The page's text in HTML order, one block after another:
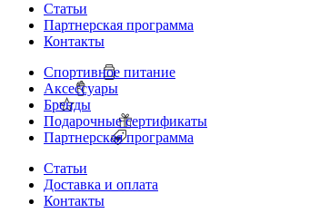
Статьи
Партнерская программа
Контакты
Спортивное питание
Аксессуары
Бренды
Подарочные сертификаты
Партнерская программа
Статьи
Доставка и оплата
Контакты